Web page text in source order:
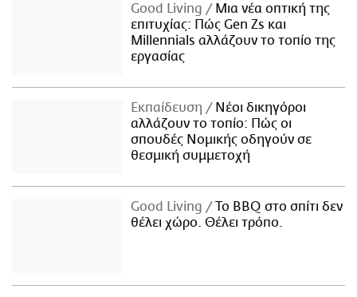
Good Living
Μια νέα οπτική της
επιτυχίας: Πώς Gen Zs και
Millennials αλλάζουν το τοπίο της
εργασίας
Εκπαίδευση
Νέοι δικηγόροι
αλλάζουν το τοπίο: Πώς οι
σπουδές Νομικής οδηγούν σε
θεσμική συμμετοχή
Good Living
Το BBQ στο σπίτι δεν
θέλει χώρο. Θέλει τρόπο.